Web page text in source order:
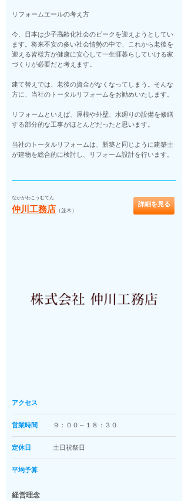
リフォームエールの考え方
今、日本は少子高齢化社会のピークを迎えようとしてい
ます。将来不安の多い社会情勢の中で、これから老後を
迎える皆様方が健康に安心して一生涯暮らしていける家
づくりが必要だと考えます。
建て替えでは、老後の資金がなくなってしまう。そんな
方に、当社のトータルリフォームをお勧めいたします。
リフォームといえば、屋根や外壁、水廻りの設備を修繕
する部分的な工事がほとんどだったと思います。
当社のトータルリフォームは、新築と同じように建築士
が建物を総合的に検討し、リフォーム設計を行います。
なかがわこうむてん
仲川工務店 （並木）
詳細を見る
アクセス
営業時間 ９：００～１８：３０
定休日 土日祝祭日
平均予算
経営理念